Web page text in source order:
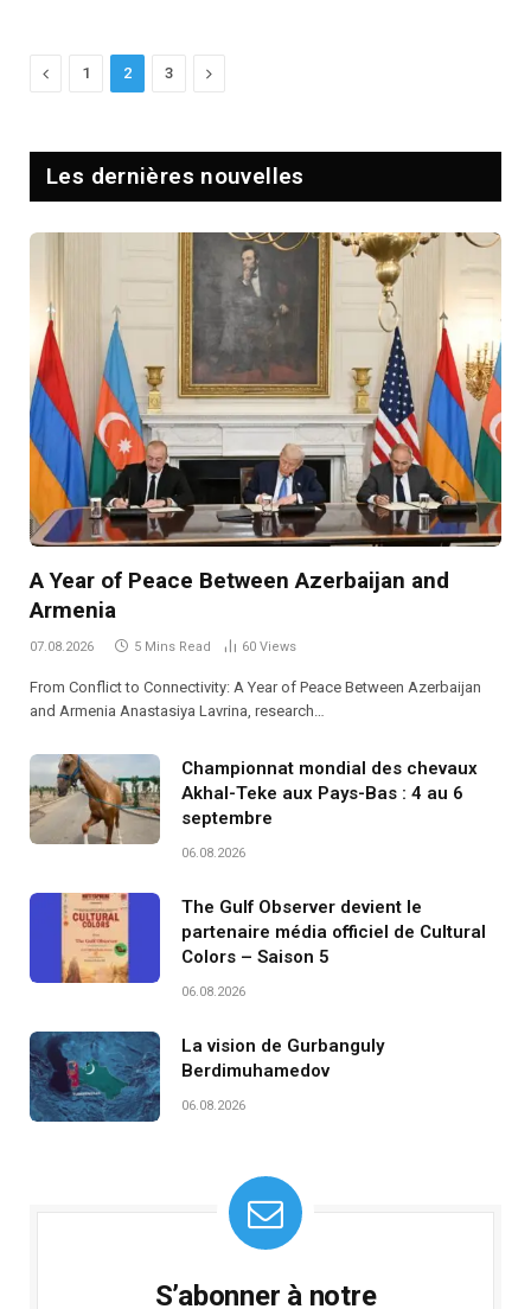
Previous
1 2 3 Next
Les dernières nouvelles
A Year of Peace Between Azerbaijan and
Armenia
07.08.2026 5 Mins Read 60 Views
From Conflict to Connectivity: A Year of Peace Between Azerbaijan
and Armenia Anastasiya Lavrina, research…
Championnat mondial des chevaux
Akhal-Teke aux Pays-Bas : 4 au 6
septembre
06.08.2026
The Gulf Observer devient le
partenaire média officiel de Cultural
Colors – Saison 5
06.08.2026
La vision de Gurbanguly
Berdimuhamedov
06.08.2026
S’abonner à notre